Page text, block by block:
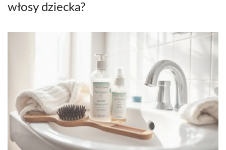
włosy dziecka?